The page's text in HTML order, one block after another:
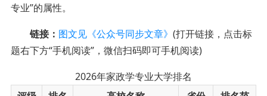
专业”的属性。
链接： 图文见《公众号同步文章》 (打开链接，点击标
题右下方“手机阅读”，微信扫码即可手机阅读)
2026年家政学专业大学排名